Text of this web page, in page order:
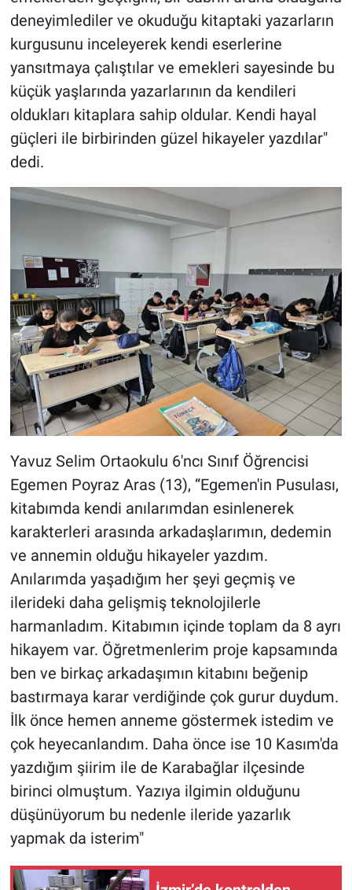
deneyimlediler ve okuduğu kitaptaki yazarların
kurgusunu inceleyerek kendi eserlerine
yansıtmaya çalıştılar ve emekleri sayesinde bu
küçük yaşlarında yazarlarının da kendileri
oldukları kitaplara sahip oldular. Kendi hayal
güçleri ile birbirinden güzel hikayeler yazdılar"
dedi.
Yavuz Selim Ortaokulu 6'ncı Sınıf Öğrencisi
Egemen Poyraz Aras (13), “Egemen'in Pusulası,
kitabımda kendi anılarımdan esinlenerek
karakterleri arasında arkadaşlarımın, dedemin
ve annemin olduğu hikayeler yazdım.
Anılarımda yaşadığım her şeyi geçmiş ve
ilerideki daha gelişmiş teknolojilerle
harmanladım. Kitabımın içinde toplam da 8 ayrı
hikayem var. Öğretmenlerim proje kapsamında
ben ve birkaç arkadaşımın kitabını beğenip
bastırmaya karar verdiğinde çok gurur duydum.
İlk önce hemen anneme göstermek istedim ve
çok heyecanlandım. Daha önce ise 10 Kasım'da
yazdığım şiirim ile de Karabağlar ilçesinde
birinci olmuştum. Yazıya ilgimin olduğunu
düşünüyorum bu nedenle ileride yazarlık
yapmak da isterim"